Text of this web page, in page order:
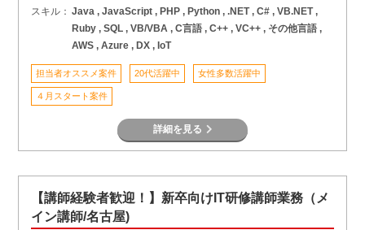
スキル： Java , JavaScript , PHP , Python , .NET , C# , VB.NET ,
Ruby , SQL , VB/VBA , C言語 , C++ , VC++ , その他言語 ,
AWS , Azure , DX , IoT
担当者オススメ案件 20代活躍中 女性多数活躍中
４月スタート案件
詳細を見る
【講師経験者歓迎！】新卒向けIT研修講師業務（メ
イン講師/名古屋)